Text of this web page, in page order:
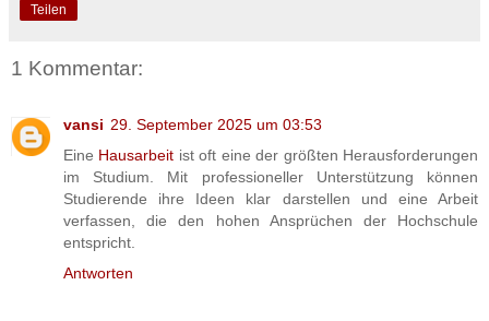
Teilen
1 Kommentar:
vansi 29. September 2025 um 03:53
Eine Hausarbeit ist oft eine der größten Herausforderungen
im Studium. Mit professioneller Unterstützung können
Studierende ihre Ideen klar darstellen und eine Arbeit
verfassen, die den hohen Ansprüchen der Hochschule
entspricht.
Antworten